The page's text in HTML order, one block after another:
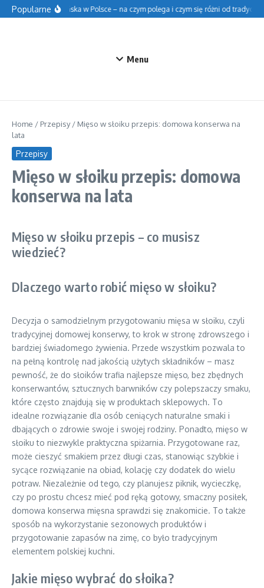
Przejdź do treści
PopularneSzkoła fińska w Polsce – na czym polega i czym się różni od tradycyjnej
Menu
Home / Przepisy/ Mięso w słoiku przepis: domowa konserwa na
lata
Przepisy
Mięso w słoiku przepis: domowa
konserwa na lata
Mięso w słoiku przepis – co musisz
wiedzieć?
Dlaczego warto robić mięso w słoiku?
Decyzja o samodzielnym przygotowaniu mięsa w słoiku, czyli
tradycyjnej domowej konserwy, to krok w stronę zdrowszego i
bardziej świadomego żywienia. Przede wszystkim pozwala to
na pełną kontrolę nad jakością użytych składników – masz
pewność, że do słoików trafia najlepsze mięso, bez zbędnych
konserwantów, sztucznych barwników czy polepszaczy smaku,
które często znajdują się w produktach sklepowych. To
idealne rozwiązanie dla osób ceniących naturalne smaki i
dbających o zdrowie swoje i swojej rodziny. Ponadto, mięso w
słoiku to niezwykle praktyczna spiżarnia. Przygotowane raz,
może cieszyć smakiem przez długi czas, stanowiąc szybkie i
sycące rozwiązanie na obiad, kolację czy dodatek do wielu
potraw. Niezależnie od tego, czy planujesz piknik, wycieczkę,
czy po prostu chcesz mieć pod ręką gotowy, smaczny posiłek,
domowa konserwa mięsna sprawdzi się znakomicie. To także
sposób na wykorzystanie sezonowych produktów i
przygotowanie zapasów na zimę, co było tradycyjnym
elementem polskiej kuchni.
Jakie mięso wybrać do słoika?